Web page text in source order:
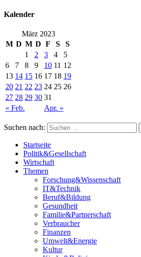
Kalender
März 2023
M D M D F S S
« Feb. Apr. »
1 2 3 4
5
6
7 8 9 10 11 12
13 14 15 16 17 18 19
20 21 22 23 24 25 26
27 28 29 30 31
Suchen nach:
Startseite
Politik&Gesellschaft
Wirtschaft
Themen
Forschung&Wissenschaft
IT&Technik
Beruf&Bildung
Gesundheit
Familie&Partnerschaft
Verbraucher
Finanzen
Umwelt&Energie
Kultur